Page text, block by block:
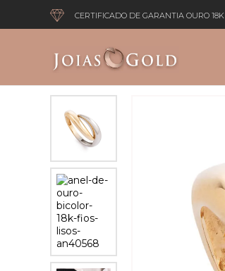
CERTIFICADO DE GARANTIA OURO 18K